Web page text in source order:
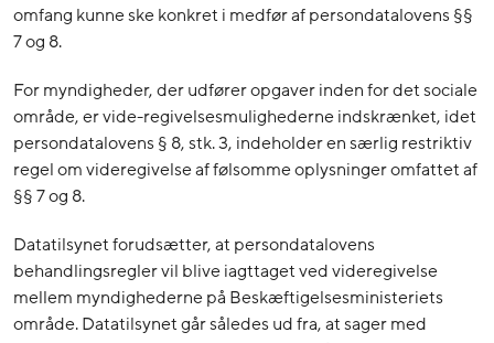
omfang kunne ske konkret i medfør af persondatalovens §§
7 og 8.
For myndigheder, der udfører opgaver inden for det sociale
område, er vide-regivelsesmulighederne indskrænket, idet
persondatalovens § 8, stk. 3, indeholder en særlig restriktiv
regel om videregivelse af følsomme oplysninger omfattet af
§§ 7 og 8.
Datatilsynet forudsætter, at persondatalovens
behandlingsregler vil blive iagttaget ved videregivelse
mellem myndighederne på Beskæftigelsesministeriets
område. Datatilsynet går således ud fra, at sager med